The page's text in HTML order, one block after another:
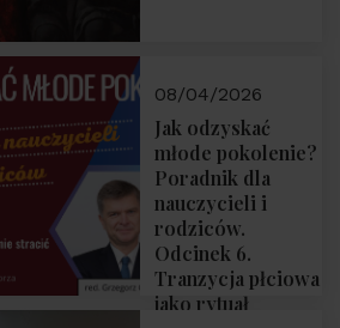
08/04/2026
Jak odzyskać
młode pokolenie?
Poradnik dla
nauczycieli i
rodziców.
Odcinek 6.
Tranzycja płciowa
jako rytuał